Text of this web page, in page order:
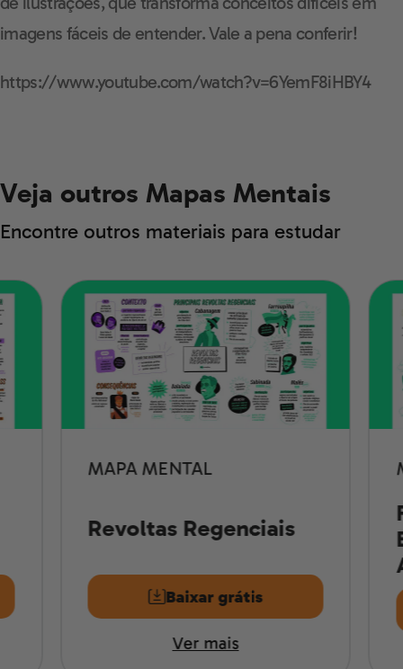
imagens fáceis de entender. Vale a pena conferir!
https://www.youtube.com/watch?v=6YemF8iHBY4
Veja outros Mapas Mentais
Encontre outros materiais para estudar
MAPA MENTAL
Revoltas Regenciais
Baixar grátis
Ver mais